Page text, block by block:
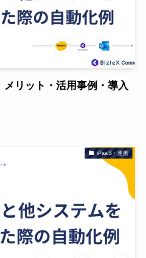
リット・活用事例・導入
iPaaS・連携